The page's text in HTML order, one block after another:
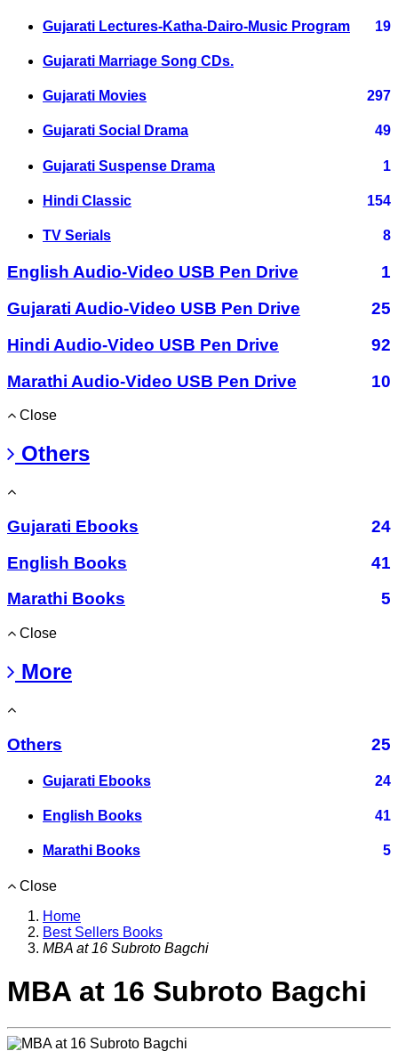
Gujarati Lectures-Katha-Dairo-Music Program 19
Gujarati Marriage Song CDs.
Gujarati Movies 297
Gujarati Social Drama 49
Gujarati Suspense Drama 1
Hindi Classic 154
TV Serials 8
English Audio-Video USB Pen Drive
1
Gujarati Audio-Video USB Pen Drive
25
Hindi Audio-Video USB Pen Drive
92
Marathi Audio-Video USB Pen Drive
10
Close
Others
Gujarati Ebooks
24
English Books
41
Marathi Books
5
Close
More
Others 25
Gujarati Ebooks 24
English Books 41
Marathi Books 5
Close
Home
Best Sellers Books
MBA at 16 Subroto Bagchi
MBA at 16 Subroto Bagchi